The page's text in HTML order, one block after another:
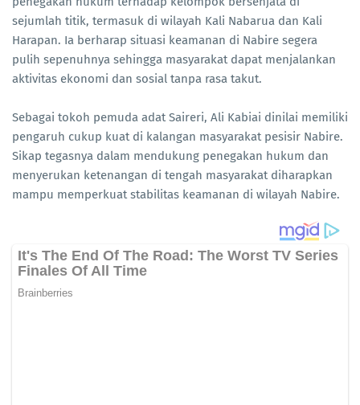
sejumlah titik, termasuk di wilayah Kali Nabarua dan Kali
Harapan. Ia berharap situasi keamanan di Nabire segera
pulih sepenuhnya sehingga masyarakat dapat menjalankan
aktivitas ekonomi dan sosial tanpa rasa takut.
Sebagai tokoh pemuda adat Saireri, Ali Kabiai dinilai memiliki
pengaruh cukup kuat di kalangan masyarakat pesisir Nabire.
Sikap tegasnya dalam mendukung penegakan hukum dan
menyerukan ketenangan di tengah masyarakat diharapkan
mampu memperkuat stabilitas keamanan di wilayah Nabire.